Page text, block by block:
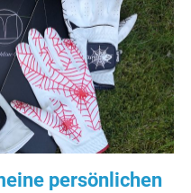
persönlichen